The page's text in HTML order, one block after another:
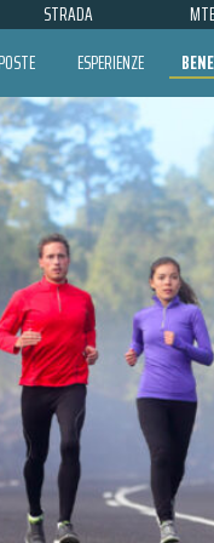
STRADA
ESPERIENZE